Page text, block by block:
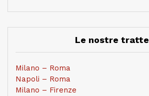
Le nostre tratte
Milano – Roma
Napoli – Roma
Milano – Firenze